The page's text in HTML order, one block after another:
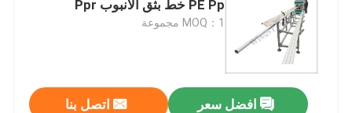
آلة صنع حصيرة البلاستيك
خط إنتاج الأنابيب المموجة PE
PE Pp خط بثق الأنبوب Ppr
MOQ：1 مجموعة
افضل سعر اتصل بنا